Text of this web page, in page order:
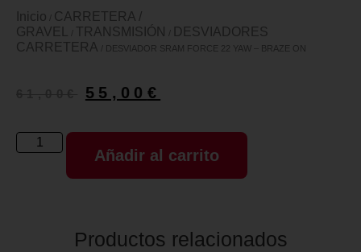
Inicio
CARRETERA /
GRAVEL
TRANSMISIÓN
DESVIADORES
CARRETERA / DESVIADOR SRAM FORCE 22 YAW – BRAZE ON
55,00 €
Añadir al carrito
Productos relacionados